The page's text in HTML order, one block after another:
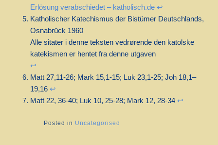
Erlösung verabschiedet – katholisch.de ↩︎
Katholischer Katechismus der Bistümer Deutschlands,
Osnabrück 1960
Alle sitater i denne teksten vedrørende den katolske
katekismen er hentet fra denne utgaven
↩︎
Matt 27,11-26; Mark 15,1-15; Luk 23,1-25; Joh 18,1–
19,16↩︎
Matt 22, 36-40; Luk 10, 25-28; Mark 12, 28-34↩︎
Posted in Uncategorised